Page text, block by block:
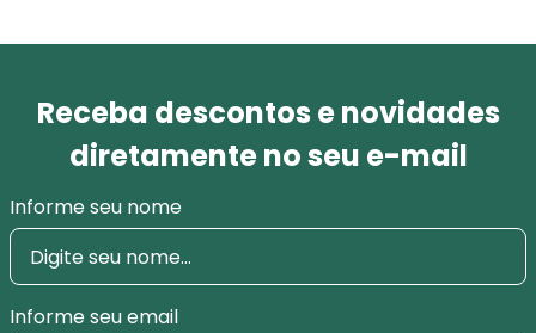
Receba descontos e novidades
diretamente no seu e-mail
Informe seu nome
Informe seu email